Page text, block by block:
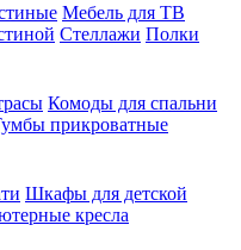
Мебель для ТВ
Стеллажи Полки
Комоды для спальни
прикроватные
Шкафы для детской
кресла